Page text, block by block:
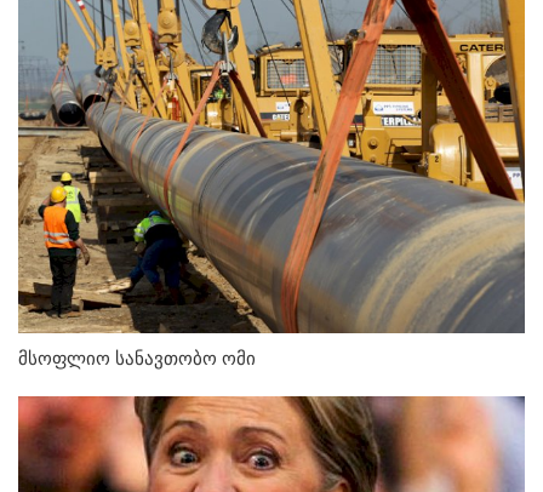
მსოფლიო სანავთობო ომი